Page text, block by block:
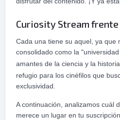
Curiosity Stream
Cada una tiene su aquel, ya que
consolidado como la
amantes de la ciencia y la historia,
refugio para los cinéfilos que
exclusividad.
A continuación, analizamos cuál
merece un lugar en tu suscripción.